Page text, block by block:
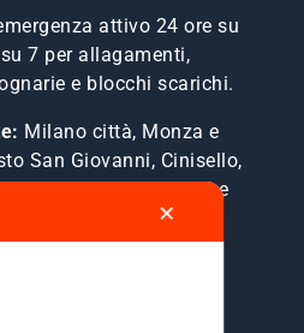
attivo 24 ore su
7 per allagamenti,
e blocchi scarichi.
Milano città, Monza e
San Giovanni, Cinisello,
Segrate, Cernusco e
✕